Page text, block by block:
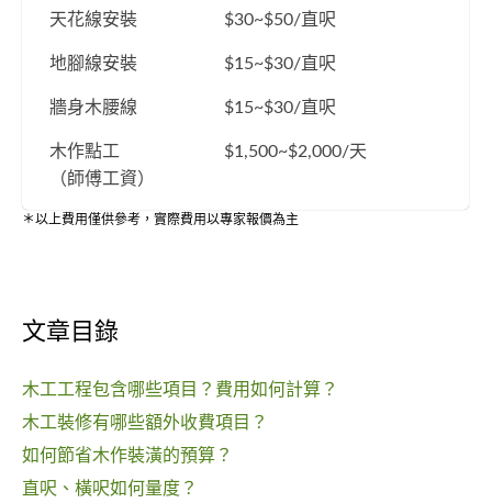
天花線安裝 $30~$50/直呎
地腳線安裝 $15~$30/直呎
牆身木腰線 $15~$30/直呎
木作點工
（師傅工資）
$1,500~$2,000/天
＊以上費用僅供參考，實際費用以專家報價為主
文章目錄
木工工程包含哪些項目？費用如何計算？
木工裝修有哪些額外收費項目？
如何節省木作裝潢的預算？
直呎、橫呎如何量度？